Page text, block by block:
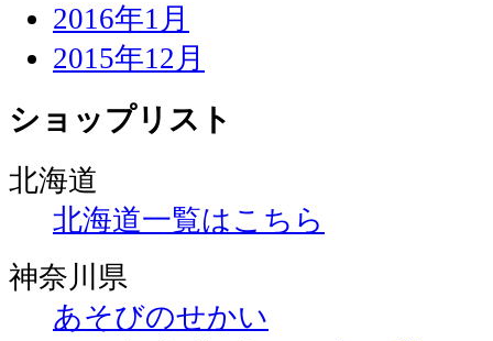
2016年1月
2015年12月
ショップリスト
北海道
北海道一覧はこちら
神奈川県
あそびのせかい